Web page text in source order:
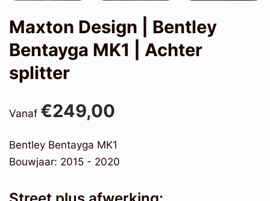
Maxton Design | Bentley
Bentayga MK1 | Achter
splitter
Vanaf €249,00
Bentley Bentayga MK1
Bouwjaar: 2015 - 2020